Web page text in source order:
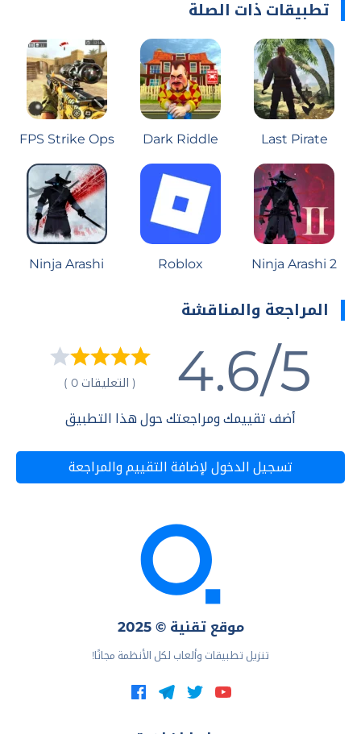
تطبيقات ذات الصلة
Last Pirate
Dark Riddle
FPS Strike Ops
Ninja Arashi 2
Roblox
Ninja Arashi
المراجعة والمناقشة
4.6/5 ( التعليقات 0 )
أضف تقييمك ومراجعتك حول هذا التطبيق
تسجيل الدخول لإضافة التقييم والمراجعة
موقع تقنية © 2025
تنزيل تطبيقات وألعاب لكل الأنظمة مجانًا!